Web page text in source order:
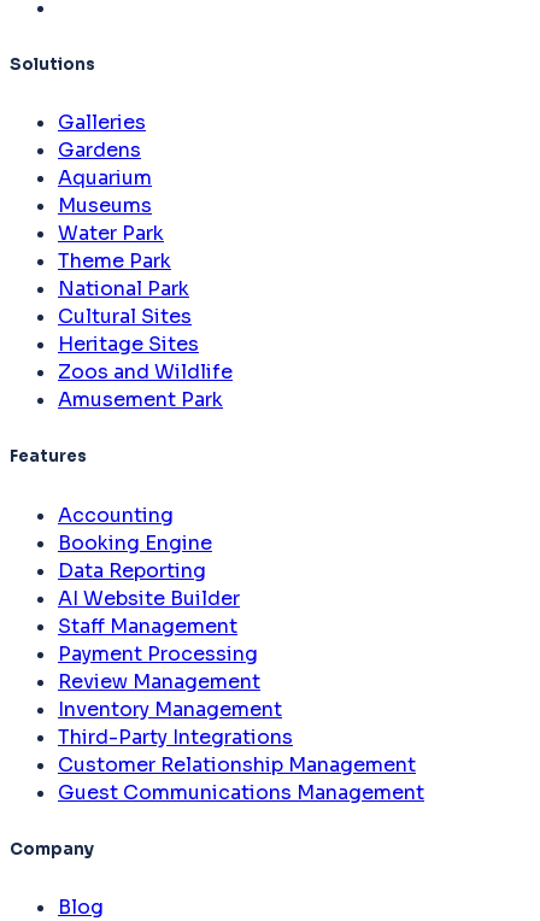
Solutions
Galleries
Gardens
Aquarium
Museums
Water Park
Theme Park
National Park
Cultural Sites
Heritage Sites
Zoos and Wildlife
Amusement Park
Features
Accounting
Booking Engine
Data Reporting
AI Website Builder
Staff Management
Payment Processing
Review Management
Inventory Management
Third-Party Integrations
Customer Relationship Management
Guest Communications Management
Company
Blog